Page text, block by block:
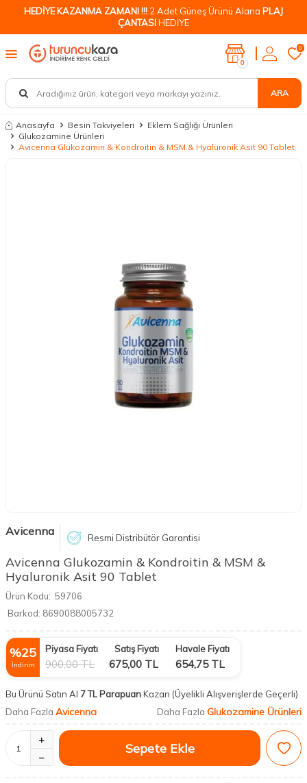
HEDİYE KAZANMA ZAMANI !!! 2 Adet Güneş Ürünü Alana PLAJ
ÇANTASIHEDİYE
ARA
0
0
Anasayfa Besin Takviyeleri
Eklem Sağlığı Ürünleri
Glukozamine Ürünleri
Avicenna Glukozamin & Kondroitin & MSM & Hyaluronik Asit 90 Tablet
Avicenna Resmi Distribütör Garantisi
Avicenna Glukozamin & Kondroitin & MSM &
Hyaluronik Asit 90 Tablet
Ürün Kodu: 59706
Barkod: 8690088005732
%25
İndirim
Piyasa Fiyatı
900,00TL
Satış Fiyatı
675,00 TL
Havale Fiyatı
654,75TL
Bu Ürünü Satın Al 7 TL ParapuanKazan (Üyelikli Alışverişlerde Geçerli)
Daha Fazla Avicenna Daha Fazla Glukozamine Ürünleri
Sepete Ekle